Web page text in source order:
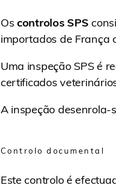
Os controlos SPS
importados de França
Uma inspeção SPS é
certificados
A inspeção desenrola-
Controlo documental
Este controlo é